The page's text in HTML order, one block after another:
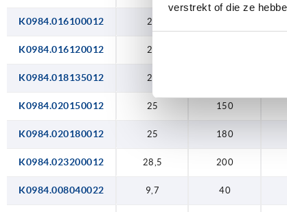
verstrekt of die ze
K0984.016100012 20
K0984.016120012 20
K0984.018135012 22
K0984.020150012 25 150
K0984.020180012 25 180
K0984.023200012 28,5 200
K0984.008040022 9,7 40